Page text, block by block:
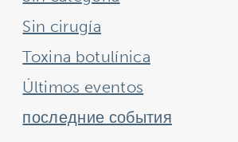
Sin cirugía
Toxina botulínica
Últimos eventos
последние события